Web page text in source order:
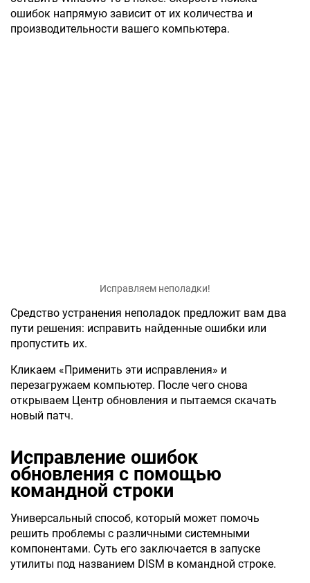
ошибок напрямую зависит от их количества и
производительности вашего компьютера.
Исправляем неполадки!
Средство устранения неполадок предложит вам два
пути решения: исправить найденные ошибки или
пропустить их.
Кликаем «Применить эти исправления» и
перезагружаем компьютер. После чего снова
открываем Центр обновления и пытаемся скачать
новый патч.
Исправление ошибок
обновления с помощью
командной строки
Универсальный способ, который может помочь
решить проблемы с различными системными
компонентами. Суть его заключается в запуске
утилиты под названием DISM в командной строке.